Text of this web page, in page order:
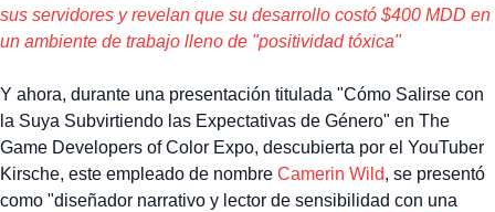
sus servidores y revelan que su desarrollo costó $400 MDD en
un ambiente de trabajo lleno de "positividad tóxica"
Y ahora, durante una presentación titulada "Cómo Salirse con
la Suya Subvirtiendo las Expectativas de Género" en The
Game Developers of Color Expo, descubierta por el YouTuber
Kirsche, este empleado de nombre Camerin Wild, se presentó
como "diseñador narrativo y lector de sensibilidad con una